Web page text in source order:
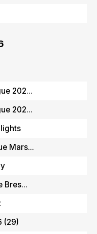
202...
202...
Mars...
Bres...
(29)